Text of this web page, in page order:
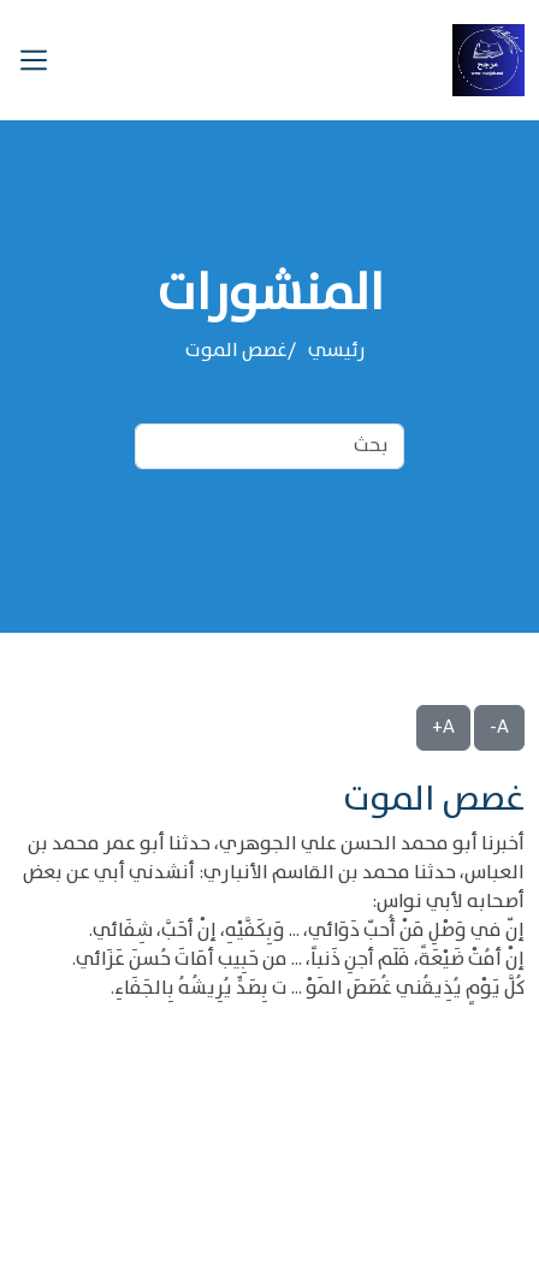
المنشورات
رئيسي غصص الموت
A-
A+
غصص الموت
أخبرنا أبو محمد الحسن علي الجوهري، حدثنا أبو عمر محمد بن
العباس، حدثنا محمد بن القاسم الأنباري: أنشدني أبي عن بعض
أصحابه لأبي نواس:
إنّ في وَصْلِ مَنْ أُحبّ دَوَائي، ... وَبِكَفَّيْهِ، إنْ أحَبَّ، شِفَائي.
إنْ أمُتْ ضَيْعَةً، فَلَم أجنِ ذَنباً، ... من حَبِيب أمَاتَ حُسنَ عَزَائي.
كُلَّ يَوْمٍ يُذِيقُني غُصَصَ المَوْ ... ت بِصَدٍّ يُرِيشُهُ بِالجَفَاءِ.